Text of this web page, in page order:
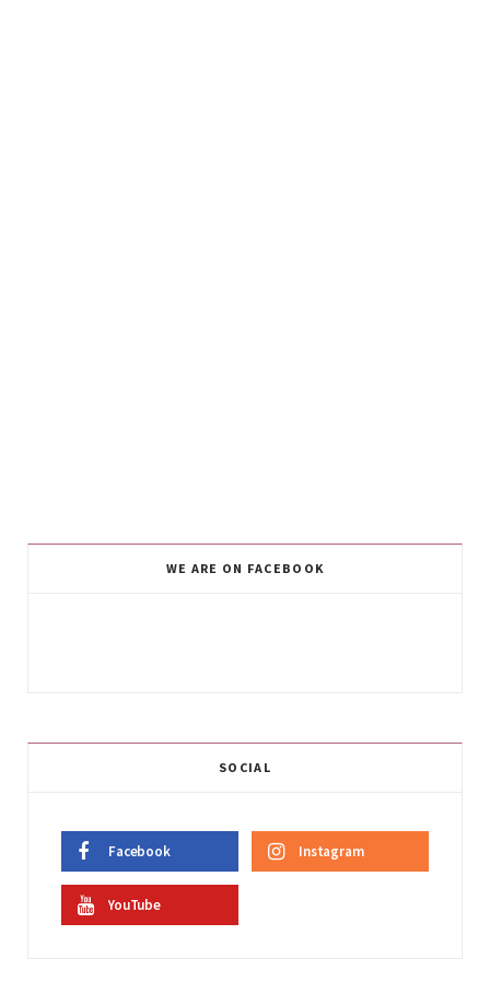
WE ARE ON FACEBOOK
SOCIAL
Facebook Instagram
YouTube